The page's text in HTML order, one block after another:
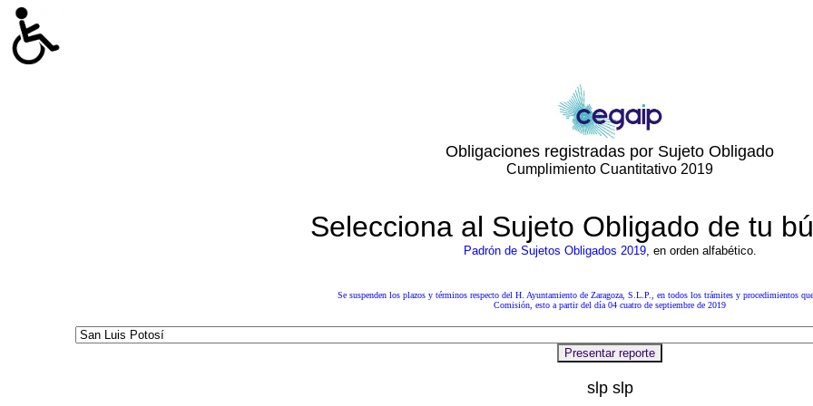
Obligaciones registradas por Sujeto Obligado
Cumplimiento Cuantitativo 2019
Selecciona al Sujeto Obligado de tu
Padrón de Sujetos Obligados 2019, en orden alfabético.
Se suspenden los plazos y términos respecto del H. Ayuntamiento de Zaragoza, S.L.P.
, en todos los trámites y procedimientos
Comisión, esto a partir del día 04 cuatro de septiembre de 2019
slp slp